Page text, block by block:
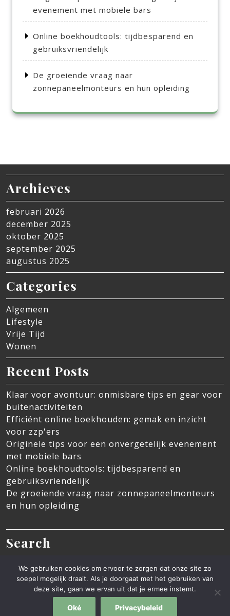
evenement met mobiele bars
Online boekhoudtools: tijdbesparend en
gebruiksvriendelijk
De groeiende vraag naar
zonnepaneelmonteurs en hun opleiding
Archieves
februari 2026
december 2025
oktober 2025
september 2025
augustus 2025
Categories
Algemeen
Lifestyle
Vrije Tijd
Wonen
Recent Posts
Klaar voor avontuur: onmisbare tips en gear voor
buitenactiviteiten
Efficiënt online boekhouden: gemak en inzicht
voor zzp'ers
Originele tips voor een onvergetelijk evenement
met mobiele bars
Online boekhoudtools: tijdbesparend en
gebruiksvriendelijk
De groeiende vraag naar zonnepaneelmonteurs
en hun opleiding
Search
Search
Blog WordPress ThemeBy Ovation Themes
We gebruiken cookies om ervoor te zorgen dat onze site zo
soepel mogelijk draait. Als je doorgaat met het gebruiken van
deze site, gaan we ervan uit dat je ermee instemt.
Oké Privacybeleid